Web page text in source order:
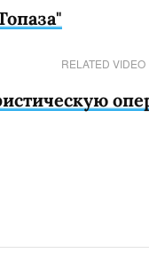
RELATED VIDEO